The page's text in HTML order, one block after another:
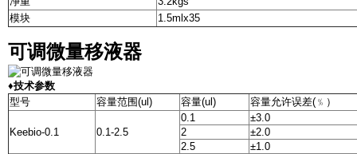
模块
1.5mlx35
可调微量移液器
♦技术参数
型号
容量范围(ul) 容量(ul) 容量允许误差(﹪）
Keebio-0.1 0.1-2.5
0.1
±3.0
2
±2.0
2.5
±1.0